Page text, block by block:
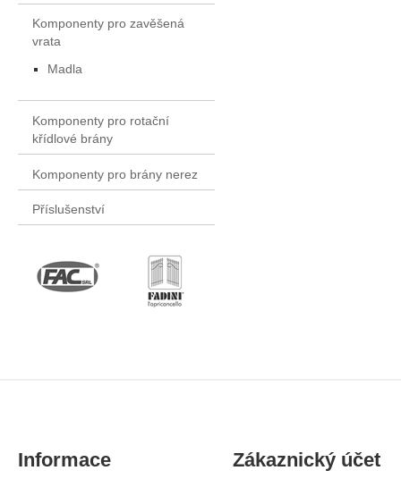
Komponenty pro zavěšená
vrata
Madla
Komponenty pro rotační
křídlové brány
Komponenty pro brány nerez
Příslušenství
Informace Zákaznický účet